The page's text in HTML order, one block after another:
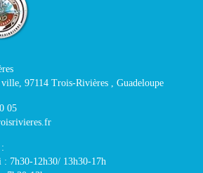
97114 Trois-Rivières , Guadeloupe
05
7h30-12h30/ 13h30-17h